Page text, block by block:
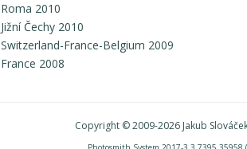
Roma 2010
Jižní Čechy 2010
Switzerland-France-Belgium 2009
France 2008
Copyright © 2009-2026 Jakub